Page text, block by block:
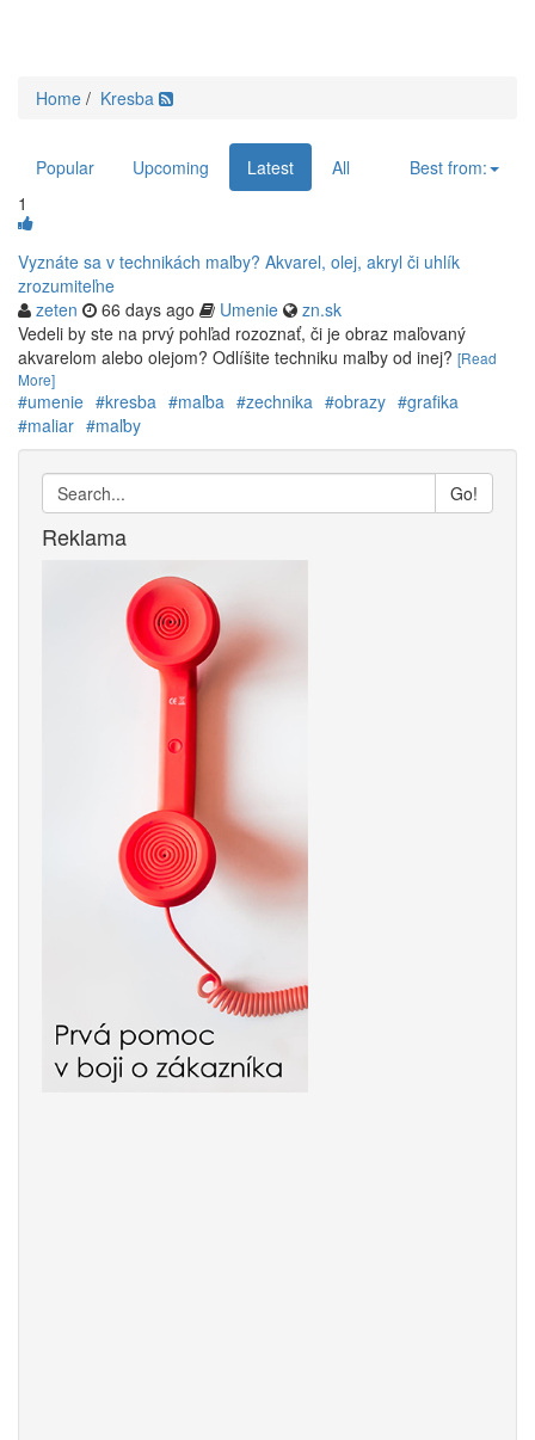
Home / Kresba
Popular Upcoming Latest All
Best from:
1
Vyznáte sa v technikách maľby? Akvarel, olej, akryl či uhlík
zrozumiteľne
zeten
66 days ago Umenie
zn.sk
Vedeli by ste na prvý pohľad rozoznať, či je obraz maľovaný
akvarelom alebo olejom? Odlíšite techniku maľby od inej? [Read
More]
#umenie #kresba #maľba #zechnika #obrazy #grafika
#maliar #maľby
Go!
Reklama